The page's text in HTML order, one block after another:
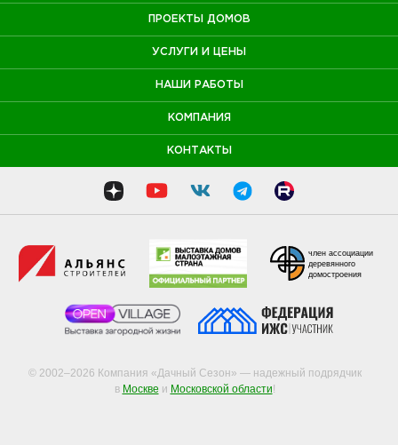
ПРОЕКТЫ ДОМОВ
УСЛУГИ И ЦЕНЫ
НАШИ РАБОТЫ
КОМПАНИЯ
КОНТАКТЫ
© 2002–2026 Компания «Дачный Сезон» — надежный подрядчик
в Москве и Московской области!
член ассоциации
деревянного
домостроения